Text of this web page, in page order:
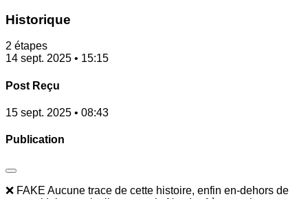
Historique
2 étapes
14 sept. 2025 • 15:15
Post Reçu
15 sept. 2025 • 08:43
Publication
❌ FAKE Aucune trace de cette histoire, enfin en-dehors de